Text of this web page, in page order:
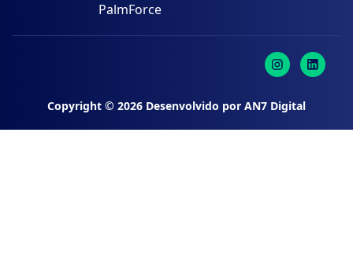
PalmForce
Copyright © 2026 Desenvolvido por AN7 Digital